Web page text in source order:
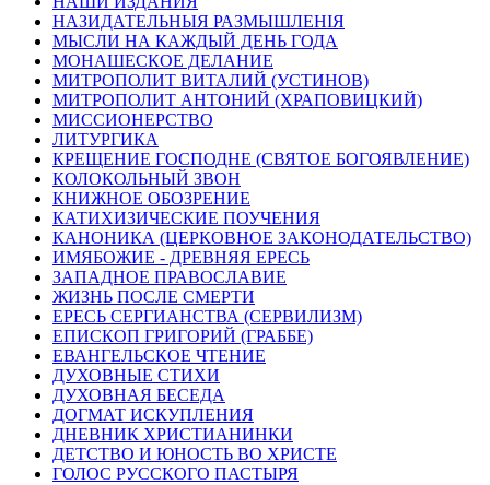
НАЗИДАТЕЛЬНЫЯ РАЗМЫШЛЕНІЯ
МЫСЛИ НА КАЖДЫЙ ДЕНЬ ГОДА
МОНАШЕСКОЕ ДЕЛАНИЕ
МИТРОПОЛИТ ВИТАЛИЙ (УСТИНОВ)
МИТРОПОЛИТ АНТОНИЙ (ХРАПОВИЦКИЙ)
МИССИОНЕРСТВО
ЛИТУРГИКА
КРЕЩЕНИЕ ГОСПОДНЕ (СВЯТОЕ БОГОЯВЛЕНИЕ)
КОЛОКОЛЬНЫЙ ЗВОН
КНИЖНОЕ ОБОЗРЕНИЕ
КАТИХИЗИЧЕСКИЕ ПОУЧЕНИЯ
КАНОНИКА (ЦЕРКОВНОЕ ЗАКОНОДАТЕЛЬСТВО)
ИМЯБОЖИЕ - ДРЕВНЯЯ ЕРЕСЬ
ЗАПАДНОЕ ПРАВОСЛАВИЕ
ЖИЗНЬ ПОСЛЕ СМЕРТИ
ЕРЕСЬ СЕРГИАНСТВА (СЕРВИЛИЗМ)
ЕПИСКОП ГРИГОРИЙ (ГРАББЕ)
ЕВАНГЕЛЬСКОЕ ЧТЕНИЕ
ДУХОВНЫЕ СТИХИ
ДУХОВНАЯ БЕСЕДА
ДОГМАТ ИСКУПЛЕНИЯ
ДНЕВНИК ХРИСТИАНИНКИ
ДЕТСТВО И ЮНОСТЬ ВО ХРИСТЕ
ГОЛОС РУССКОГО ПАСТЫРЯ